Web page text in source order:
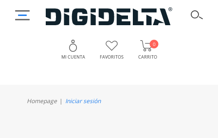
MI CUENTA FAVORITOS CARRITO
0
Homepage Iniciar sesión